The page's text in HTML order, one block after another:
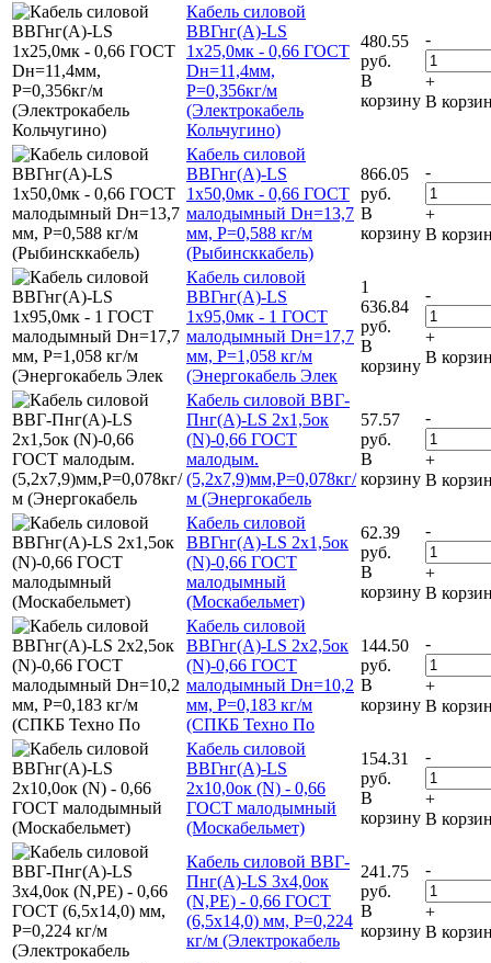
Кабель силовой
ВВГнг(А)-LS
1х25,0мк - 0,66 ГОСТ
Dн=11,4мм,
Р=0,356кг/м
(Электрокабель
Кольчугино)
480.55
руб.
В
корзину
-
+
В
Кабель силовой
ВВГнг(А)-LS
1х50,0мк - 0,66 ГОСТ
малодымный Dн=13,7
мм, Р=0,588 кг/м
(Рыбинсккабель)
866.05
руб.
В
корзину
-
+
В
Кабель силовой
ВВГнг(А)-LS
1х95,0мк - 1 ГОСТ
малодымный Dн=17,7
мм, Р=1,058 кг/м
(Энергокабель Элек
1
636.84
руб.
В
корзину
-
+
В
Кабель силовой ВВГ-
Пнг(А)-LS 2х1,5ок
(N)-0,66 ГОСТ
малодым.
(5,2х7,9)мм,Р=0,078кг/
м (Энергокабель
57.57
руб.
В
корзину
-
+
В
Кабель силовой
ВВГнг(А)-LS 2х1,5ок
(N)-0,66 ГОСТ
малодымный
(Москабельмет)
62.39
руб.
В
корзину
-
+
В
Кабель силовой
ВВГнг(А)-LS 2х2,5ок
(N)-0,66 ГОСТ
малодымный Dн=10,2
мм, Р=0,183 кг/м
(СПКБ Техно По
144.50
руб.
В
корзину
-
+
В
Кабель силовой
ВВГнг(А)-LS
2х10,0ок (N) - 0,66
ГОСТ малодымный
(Москабельмет)
154.31
руб.
В
корзину
-
+
В
Кабель силовой ВВГ-
Пнг(А)-LS 3х4,0ок
(N,PE) - 0,66 ГОСТ
(6,5х14,0) мм, Р=0,224
кг/м (Электрокабель
241.75
руб.
В
корзину
-
+
В